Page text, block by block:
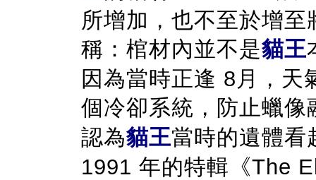
所增加，也不至於增
稱：棺材內並不是貓王
因為當時正逢 8月，天
個冷卻系統，防止蠟像
認為貓王當時的遺體
1991 年的特輯《The